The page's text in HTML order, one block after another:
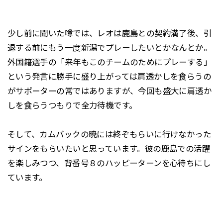
少し前に聞いた噂では、レオは鹿島との契約満了後、引
退する前にもう一度新潟でプレーしたいとかなんとか。
外国籍選手の「来年もこのチームのためにプレーする」
という発言に勝手に盛り上がっては肩透かしを食らうの
がサポーターの常ではありますが、今回も盛大に肩透か
しを食らうつもりで全力待機です。
そして、カムバックの暁には終ぞもらいに行けなかった
サインをもらいたいと思っています。彼の鹿島での活躍
を楽しみつつ、背番号８のハッピーターンを心待ちにし
ています。